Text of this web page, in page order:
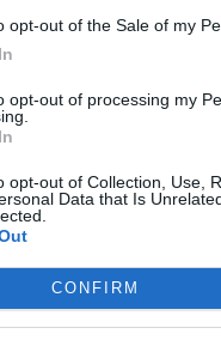
opt-out of the Sale of my
opt-out of processing my
opt-out of Collection, Use,
Data that Is
CONFIRM